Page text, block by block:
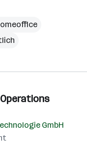
GmbH